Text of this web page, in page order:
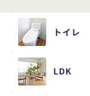
トイレ
LDK